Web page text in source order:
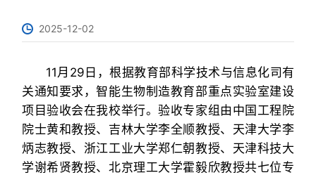
2025-12-02
11月29日，根据教育部科学技术与信息化司有
关通知要求，智能生物制造教育部重点实验室建设
项目验收会在我校举行。验收专家组由中国工程院
院士黄和教授、吉林大学李全顺教授、天津大学李
炳志教授、浙江工业大学郑仁朝教授、天津科技大
学谢希贤教授、北京理工大学霍毅欣教授共七位专